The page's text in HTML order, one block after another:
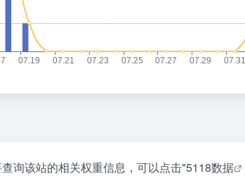
询该站的相关权重信息，可以点击"5118数据